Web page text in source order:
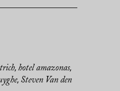
, hotel amazonas,
, Steven Van den